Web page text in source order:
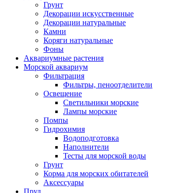
Грунт
Декорации искусственные
Декорации натуральные
Камни
Коряги натуральные
Фоны
Аквариумные растения
Морской аквариум
Фильтрация
Фильтры, пеноотделители
Освещение
Светильники морские
Лампы морские
Помпы
Гидрохимия
Водоподготовка
Наполнители
Тесты для морской воды
Грунт
Корма для морских обитателей
Аксессуары